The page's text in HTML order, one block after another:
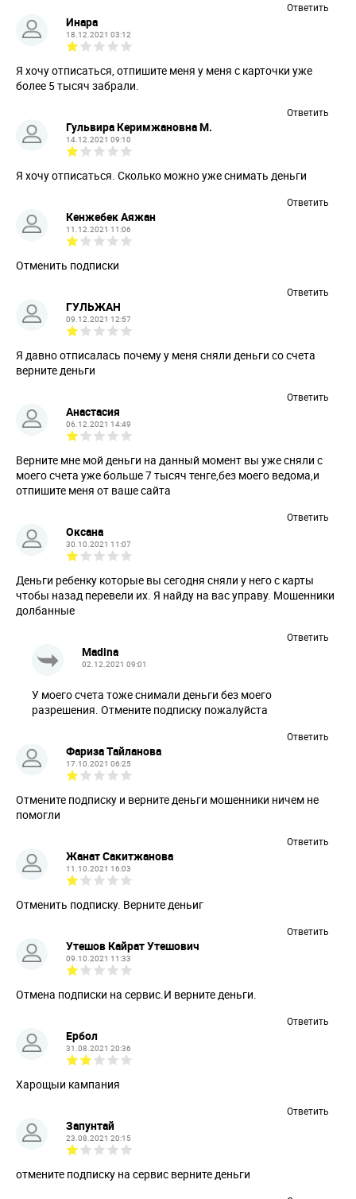
Ответить
Инара
18.12.2021 03:12
Я хочу отписаться, отпишите меня у меня с карточки уже
более 5 тысяч забрали.
Ответить
Гульвира Керимжановна М.
14.12.2021 09:10
Я хочу отписаться. Сколько можно уже снимать деньги
Ответить
Кенжебек Аяжан
11.12.2021 11:06
Отменить подписки
Ответить
ГУЛЬЖАН
09.12.2021 12:57
Я давно отписалась почему у меня сняли деньги со счета
верните деньги
Ответить
Анастасия
06.12.2021 14:49
Верните мне мой деньги на данный момент вы уже сняли с
моего счета уже больше 7 тысяч тенге,без моего ведома,и
отпишите меня от ваше сайта
Ответить
Оксана
30.10.2021 11:07
Деньги ребенку которые вы сегодня сняли у него с карты
чтобы назад перевели их. Я найду на вас управу. Мошенники
долбанные
Ответить
Madina
02.12.2021 09:01
У моего счета тоже снимали деньги без моего
разрешения. Отмените подписку пожалуйста
Ответить
Фариза Тайланова
17.10.2021 06:25
Отмените подписку и верните деньги мошенники ничем не
помогли
Ответить
Жанат Сакитжанова
11.10.2021 16:03
Отменить подписку. Верните деньиг
Ответить
Утешов Кайрат Утешович
09.10.2021 11:33
Отмена подписки на сервис.И верните деньги.
Ответить
Ербол
31.08.2021 20:36
Харощыи кампания
Ответить
Запунтай
23.08.2021 20:15
отмените подписку на сервис верните деньги